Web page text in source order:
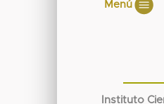
Menú
Instituto